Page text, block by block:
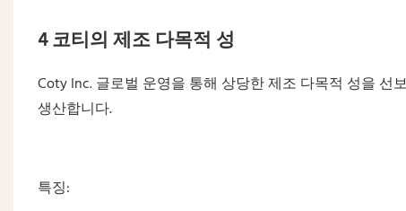
4 코티의 제조 다목적 성
Coty Inc. 글로벌 운영을 통해 상당한 제조 다목적 성을
생산합니다.
특징: